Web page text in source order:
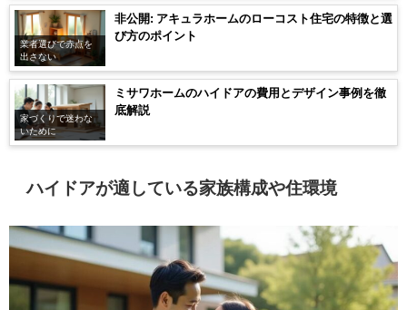
業者選びで赤点を
出さない
非公開: アキュラホームのローコスト住宅の特徴と選
び方のポイント
家づくりで迷わな
いために
ミサワホームのハイドアの費用とデザイン事例を徹
底解説
ハイドアが適している家族構成や住環境